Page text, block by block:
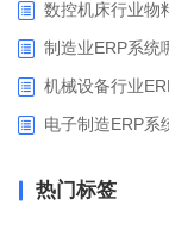
制造业ERP系统
机械设备行业
电子制造ERP系
热门标签